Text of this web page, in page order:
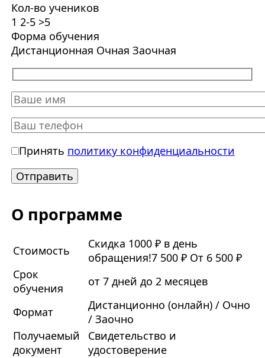
Кол-во учеников
1 2-5 >5
Форма обучения
Дистанционная Очная Заочная
Принять политику конфиденциальности
О программе
Стоимость
Скидка 1000 ₽ в день
обращения!7 500 ₽ От 6 500 ₽
Срок
обучения
от 7 дней до 2 месяцев
Формат
Дистанционно (онлайн) / Очно
/ Заочно
Получаемый
документ
Свидетельство и
удостоверение